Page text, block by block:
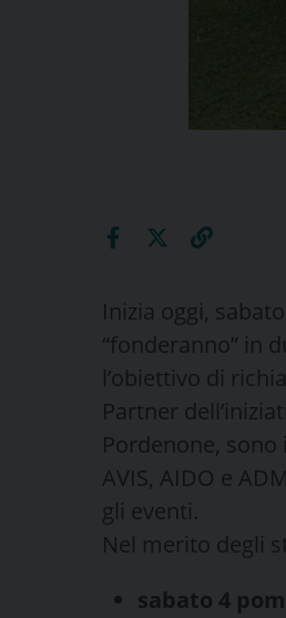
Inizia oggi,
“fonderanno” in
l’obiettivo di
Partner
Pordenone,
AVIS, AIDO e
gli eventi.
Nel merito degli
sabato 4